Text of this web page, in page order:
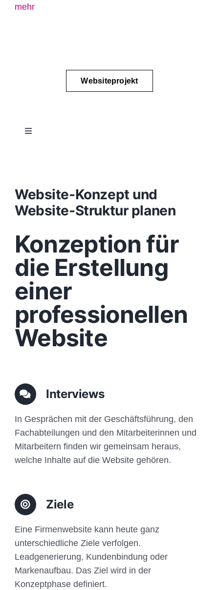
mehr
Websiteprojekt
Toggle
Konzept
Content
Funktionen
Aufbau
Anfrage
Website-Konzept und
Website-Struktur planen
Konzeption für
die Erstellung
einer
professionellen
Website
Interviews
In Gesprächen mit der Geschäftsführung, den
Fachabteilungen und den Mitarbeiterinnen und
Mitarbeitern finden wir gemeinsam heraus,
welche Inhalte auf die Website gehören.
Ziele
Eine Firmenwebsite kann heute ganz
unterschiedliche Ziele verfolgen.
Leadgenerierung, Kundenbindung oder
Markenaufbau. Das Ziel wird in der
Konzeptphase definiert.